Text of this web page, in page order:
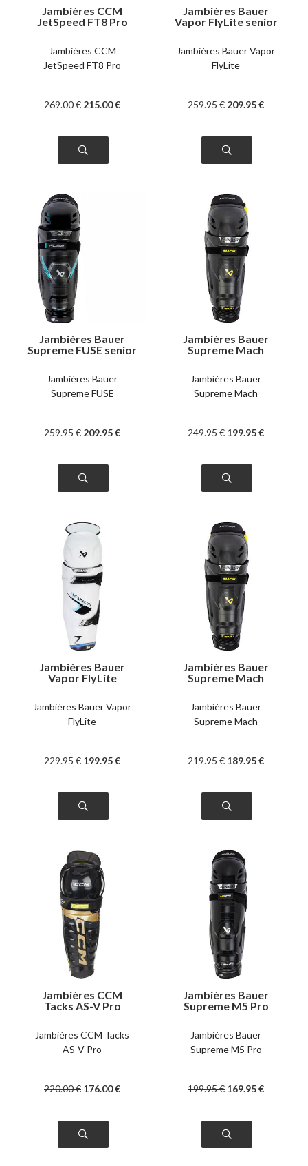
Jambières CCM
JetSpeed FT8 Pro
Jambières CCM
JetSpeed FT8 Pro
269.00€ 215.00€
Jambières Bauer
Vapor FlyLite senior
Jambières Bauer Vapor
FlyLite
259.95€ 209.95€
Jambières Bauer
Supreme FUSE senior
Jambières Bauer
Supreme FUSE
259.95€ 209.95€
Jambières Bauer
Supreme Mach
Jambières Bauer
Supreme Mach
249.95€ 199.95€
Jambières Bauer
Vapor FlyLite
Jambières Bauer Vapor
FlyLite
229.95€ 199.95€
Jambières Bauer
Supreme Mach
Jambières Bauer
Supreme Mach
219.95€ 189.95€
Jambières CCM
Tacks AS-V Pro
Jambières CCM Tacks
AS-V Pro
220.00€ 176.00€
Jambières Bauer
Supreme M5 Pro
Jambières Bauer
Supreme M5 Pro
199.95€ 169.95€